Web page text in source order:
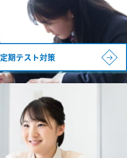
定期テスト対策